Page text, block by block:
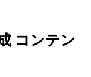
コンテン